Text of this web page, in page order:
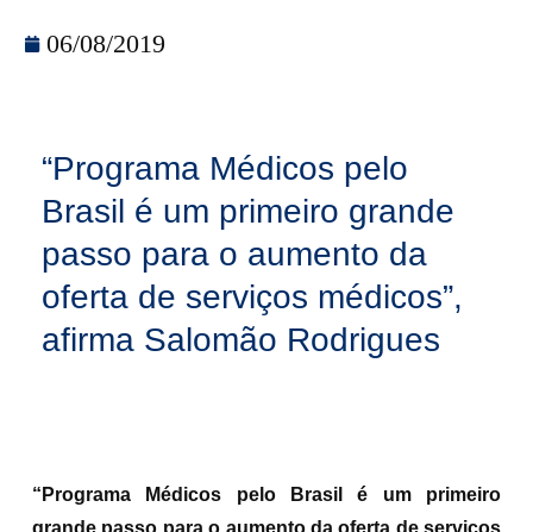
06/08/2019
“Programa Médicos pelo
Brasil é um primeiro grande
passo para o aumento da
oferta de serviços médicos”,
afirma Salomão Rodrigues
“Programa Médicos pelo Brasil é um primeiro
grande passo para o aumento da oferta de serviços